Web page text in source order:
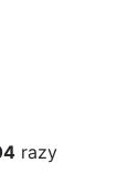
razy